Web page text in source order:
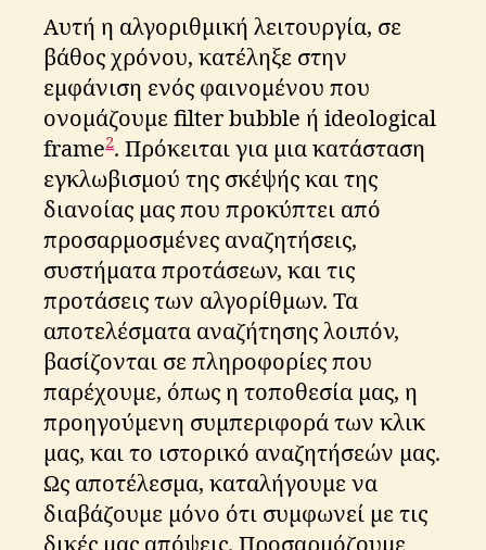
Αυτή η αλγοριθμική λειτουργία, σε
βάθος χρόνου, κατέληξε στην
εμφάνιση ενός φαινομένου που
ονομάζουμε filter bubble ή ideological
frame2. Πρόκειται για μια κατάσταση
εγκλωβισμού της σκέψής και της
διανοίας μας που προκύπτει από
προσαρμοσμένες αναζητήσεις,
συστήματα προτάσεων, και τις
προτάσεις των αλγορίθμων. Τα
αποτελέσματα αναζήτησης λοιπόν,
βασίζονται σε πληροφορίες που
παρέχουμε, όπως η τοποθεσία μας, η
προηγούμενη συμπεριφορά των κλικ
μας, και το ιστορικό αναζητήσεών μας.
Ως αποτέλεσμα, καταλήγουμε να
διαβάζουμε μόνο ότι συμφωνεί με τις